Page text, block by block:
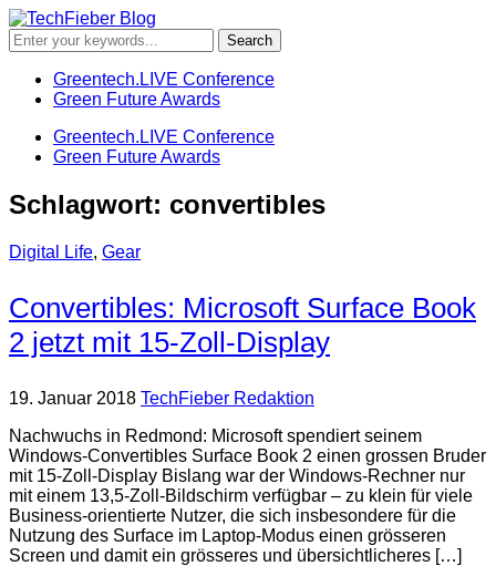
Greentech.LIVE Conference
Green Future Awards
Greentech.LIVE Conference
Green Future Awards
Schlagwort: convertibles
Digital Life, Gear
Convertibles: Microsoft Surface Book
2 jetzt mit 15-Zoll-Display
19. Januar 2018 TechFieber Redaktion
Nachwuchs in Redmond: Microsoft spendiert seinem
Windows-Convertibles Surface Book 2 einen grossen Bruder
mit 15-Zoll-Display Bislang war der Windows-Rechner nur
mit einem 13,5-Zoll-Bildschirm verfügbar – zu klein für viele
Business-orientierte Nutzer, die sich insbesondere für die
Nutzung des Surface im Laptop-Modus einen grösseren
Screen und damit ein grösseres und übersichtlicheres […]